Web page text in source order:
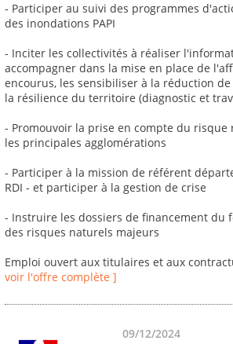
- Participer au suivi des programmes
des inondations PAPI
- Inciter les collectivités à réaliser
accompagner dans la mise en place de
encourus, les sensibiliser à la réduction
la résilience du territoire (diagnostic et
- Promouvoir la prise en compte du risque
les principales agglomérations
- Participer à la mission de référent
RDI - et participer à la gestion de crise
- Instruire les dossiers de financement du
des risques naturels majeurs
Emploi ouvert aux titulaires et aux
voir l'offre complète ]
09/12/2024